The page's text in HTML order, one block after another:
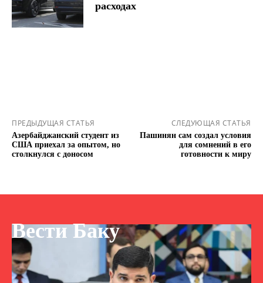
расходах
ПРЕДЫДУЩАЯ СТАТЬЯ
Азербайджанский студент из
США приехал за опытом, но
столкнулся с доносом
СЛЕДУЮЩАЯ СТАТЬЯ
Пашинян сам создал условия
для сомнений в его
готовности к миру
Вести Баку